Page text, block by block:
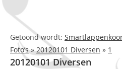
Getoond wordt:
Foto’s » 20120101 Diversen » 1
20120101 Diversen